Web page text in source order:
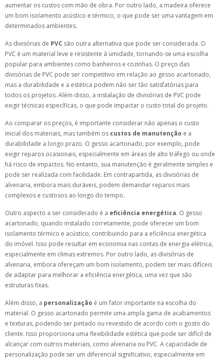
aumentar os custos com mão de obra. Por outro lado, a madeira oferece
um bom isolamento acústico e térmico, o que pode ser uma vantagem em
determinados ambientes.
As divisórias de PVC são outra alternativa que pode ser considerada. O
PVC é um material leve e resistente à umidade, tornando-se uma escolha
popular para ambientes como banheiros e cozinhas. O preço das
divisórias de PVC pode ser competitivo em relação ao gesso acartonado,
mas a durabilidade e a estética podem não ser tão satisfatórias para
todos os projetos. Além disso, a instalação de divisórias de PVC pode
exigir técnicas específicas, o que pode impactar o custo total do projeto.
Ao comparar os preços, é importante considerar não apenas o custo
inicial dos materiais, mas também os custos de manutenção e a
durabilidade a longo prazo. O gesso acartonado, por exemplo, pode
exigir reparos ocasionais, especialmente em áreas de alto tráfego ou onde
há risco de impactos. No entanto, sua manutenção é geralmente simples e
pode ser realizada com facilidade. Em contrapartida, as divisórias de
alvenaria, embora mais duráveis, podem demandar reparos mais
complexos e custosos ao longo do tempo.
Outro aspecto a ser considerado é a eficiência energética. O gesso
acartonado, quando instalado corretamente, pode oferecer um bom
isolamento térmico e acústico, contribuindo para a eficiência energética
do imóvel. Isso pode resultar em economia nas contas de energia elétrica,
especialmente em climas extremos. Por outro lado, as divisórias de
alvenaria, embora ofereçam um bom isolamento, podem ser mais difíceis
de adaptar para melhorar a eficiência energética, uma vez que são
estruturas fixas.
Além disso, a personalização é um fator importante na escolha do
material. O gesso acartonado permite uma ampla gama de acabamentos
e texturas, podendo ser pintado ou revestido de acordo com o gosto do
cliente. Isso proporciona uma flexibilidade estética que pode ser difícil de
alcançar com outros materiais, como alvenaria ou PVC. A capacidade de
personalização pode ser um diferencial significativo, especialmente em